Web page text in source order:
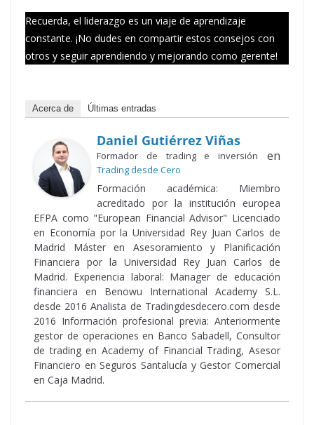
Recuerda, el liderazgo es un viaje de aprendizaje
constante. ¡No dudes en compartir estos consejos con
otros y seguir aprendiendo y mejorando como gerente!
Acerca de Últimas entradas
Daniel Gutiérrez Viñas
Formador de trading e inversión en
Trading desde Cero
Formación académica: Miembro
acreditado por la institución europea
EFPA como "European Financial Advisor" Licenciado
en Economía por la Universidad Rey Juan Carlos de
Madrid Máster en Asesoramiento y Planificación
Financiera por la Universidad Rey Juan Carlos de
Madrid. Experiencia laboral: Manager de educación
financiera en Benowu International Academy S.L.
desde 2016 Analista de Tradingdesdecero.com desde
2016 Información profesional previa: Anteriormente
gestor de operaciones en Banco Sabadell, Consultor
de trading en Academy of Financial Trading, Asesor
Financiero en Seguros Santalucía y Gestor Comercial
en Caja Madrid.